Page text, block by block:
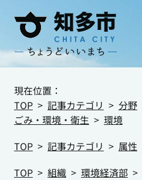
現在位置：
TOP
記事カテゴリ 分野
ごみ・環境・衛生
環境
TOP
記事カテゴリ 属性
TOP
組織 環境経済部